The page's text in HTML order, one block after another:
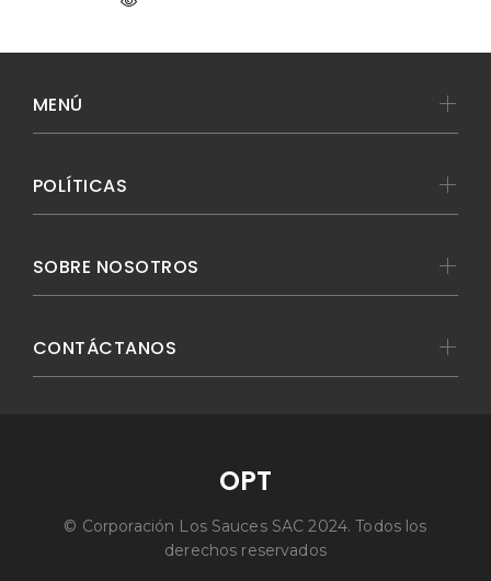
MENÚ
POLÍTICAS
SOBRE NOSOTROS
CONTÁCTANOS
OPT
© Corporación Los Sauces SAC 2024. Todos los
derechos reservados